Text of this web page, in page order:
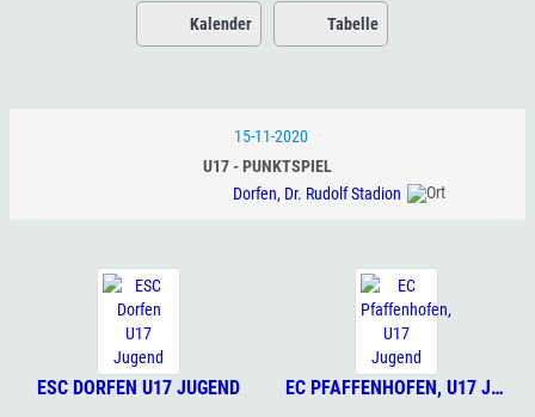
Kalender Tabelle
15-11-2020
U17 - PUNKTSPIEL
Dorfen, Dr. Rudolf Stadion
ESC DORFEN U17 JUGEND EC PFAFFENHOFEN, U17 JUGEND